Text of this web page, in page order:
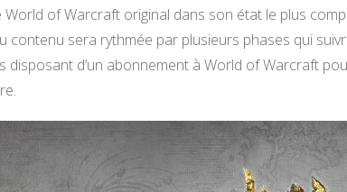
World of Warcraft original dans son état le plus
contenu sera rythmée par plusieurs phases qui
disposant d’un abonnement à World of Warcraft